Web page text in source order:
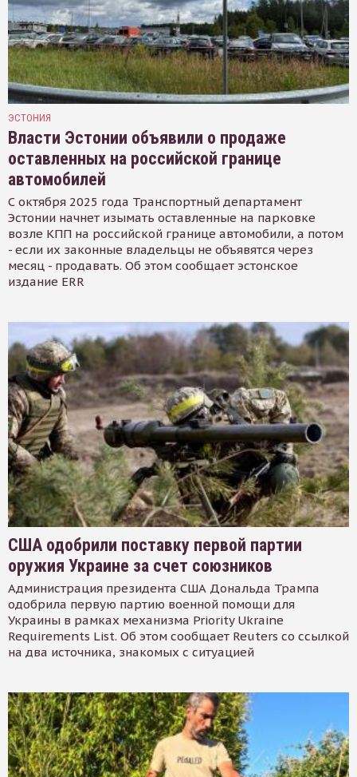
ЭСТОНИЯ
Власти Эстонии объявили о продаже
оставленных на российской границе
автомобилей
С октября 2025 года Транспортный департамент
Эстонии начнет изымать оставленные на парковке
возле КПП на российской границе автомобили, а потом
- если их законные владельцы не объявятся через
месяц - продавать. Об этом сообщает эстонское
издание ERR
США одобрили поставку первой партии
оружия Украине за счет союзников
Администрация президента США Дональда Трампа
одобрила первую партию военной помощи для
Украины в рамках механизма Priority Ukraine
Requirements List. Об этом сообщает Reuters со ссылкой
на два источника, знакомых с ситуацией